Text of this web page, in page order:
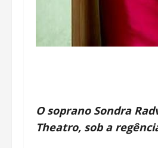
O soprano Sondra
Theatro, sob a